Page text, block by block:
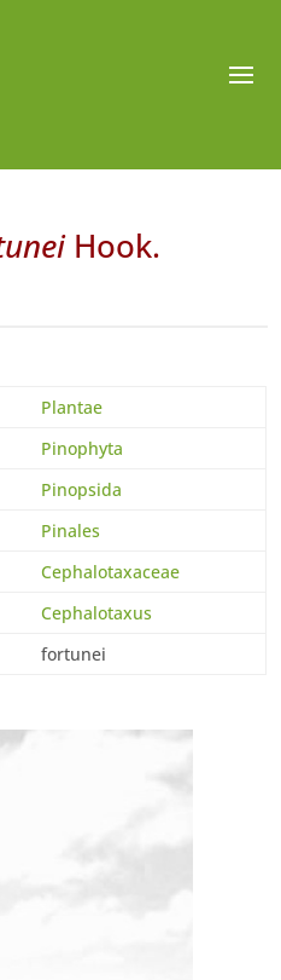
Hook.
Plantae
Pinophyta
Pinopsida
Pinales
Cephalotaxaceae
Cephalotaxus
fortunei